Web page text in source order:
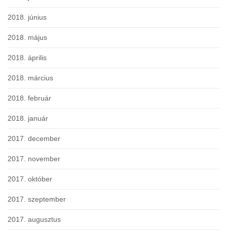
2018. június
2018. május
2018. április
2018. március
2018. február
2018. január
2017. december
2017. november
2017. október
2017. szeptember
2017. augusztus